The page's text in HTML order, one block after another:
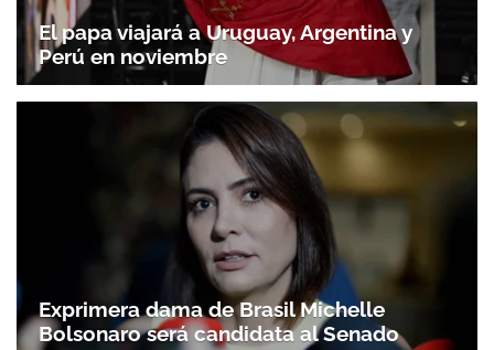
El papa viajará a Uruguay, Argentina y
Perú en noviembre
Exprimera dama de Brasil Michelle
Bolsonaro será candidata al Senado